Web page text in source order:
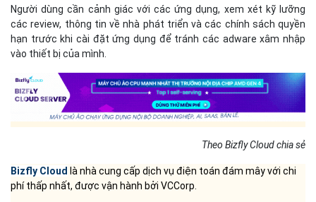
Người dùng cần cảnh giác với các ứng dụng, xem xét kỹ lưỡng
các review, thông tin về nhà phát triển và các chính sách quyền
hạn trước khi cài đặt ứng dụng để tránh các adware xâm nhập
vào thiết bị của mình.
Theo Bizfly Cloud chia sẻ
Bizfly Cloud là nhà cung cấp dịch vụ điện toán đám mây với chi
phí thấp nhất, được vận hành bởi VCCorp.